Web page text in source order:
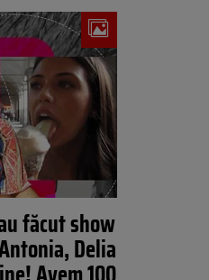
făcut show
Delia